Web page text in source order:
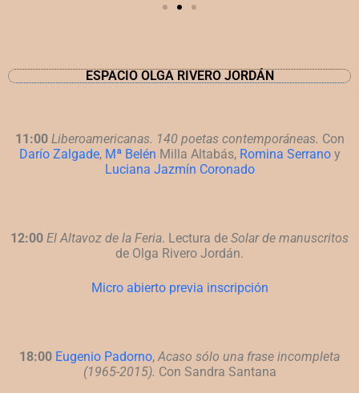
ESPACIO OLGA RIVERO JORDÁN
11:00 Liberoamericanas. 140 poetas contemporáneas. Con
Darío Zalgade, Mª Belén Milla Altabás, Romina Serranoy
Luciana Jazmín Coronado
12:00 El Altavoz de la Feria. Lectura de Solar de manuscritos
de Olga Rivero Jordán.
Micro abierto previa inscripción
18:00 Eugenio Padorno,Acaso sólo una frase incompleta
(1965-2015). Con Sandra Santana